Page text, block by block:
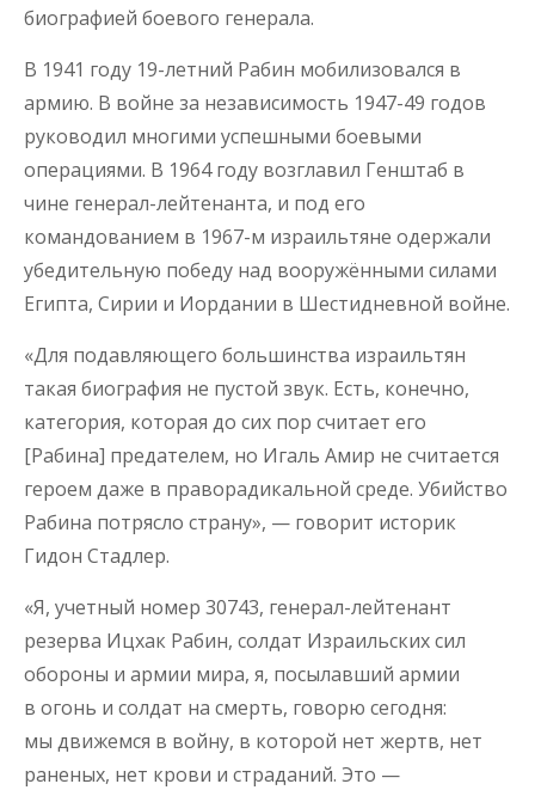
биографией боевого генерала.
В 1941 году 19-летний Рабин мобилизовался в
армию. В войне за независимость 1947-49 годов
руководил многими успешными боевыми
операциями. В 1964 году возглавил Генштаб в
чине генерал-лейтенанта, и под его
командованием в 1967-м израильтяне одержали
убедительную победу над вооружёнными силами
Египта, Сирии и Иордании в Шестидневной войне.
«Для подавляющего большинства израильтян
такая биография не пустой звук. Есть, конечно,
категория, которая до сих пор считает его
[Рабина] предателем, но Игаль Амир не считается
героем даже в праворадикальной среде. Убийство
Рабина потрясло страну», — говорит историк
Гидон Стадлер.
«Я, учетный номер 30743, генерал-лейтенант
резерва Ицхак Рабин, солдат Израильских сил
обороны и армии мира, я, посылавший армии
в огонь и солдат на смерть, говорю сегодня:
мы движемся в войну, в которой нет жертв, нет
раненых, нет крови и страданий. Это —